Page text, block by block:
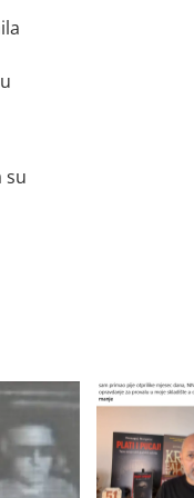
su